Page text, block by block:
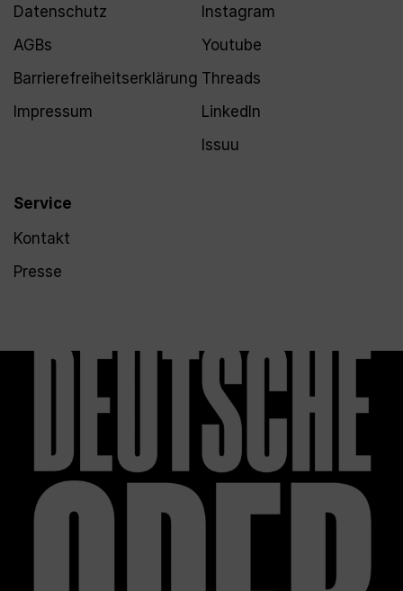
Datenschutz
AGBs
Barrierefreiheitserklärung
Impressum
Service
Kontakt
Presse
Instagram
Youtube
Threads
LinkedIn
Issuu